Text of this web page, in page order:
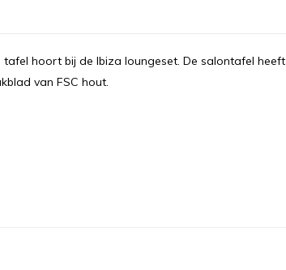
hoort bij de Ibiza loungeset. De salontafel heeft
van FSC hout.